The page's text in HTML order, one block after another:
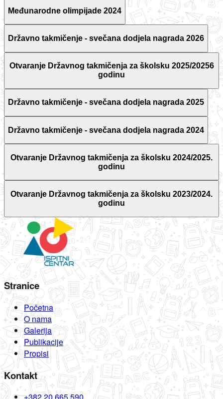
Međunarodne olimpijade 2024
Državno takmičenje - svečana dodjela nagrada 2026
Otvaranje Državnog takmičenja za školsku 2025/20256
godinu
Državno takmičenje - svečana dodjela nagrada 2025
Državno takmičenje - svečana dodjela nagrada 2024
Otvaranje Državnog takmičenja za školsku 2024/2025.
godinu
Otvaranje Državnog takmičenja za školsku 2023/2024.
godinu
Stranice
Početna
O nama
Galerija
Publikacije
Propisi
Kontakt